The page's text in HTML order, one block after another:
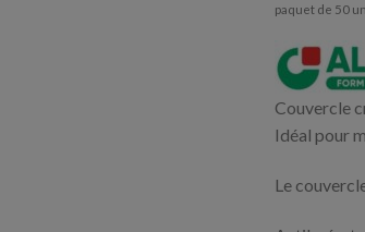
paquet de 50
Couvercle
Idéal pour
Le